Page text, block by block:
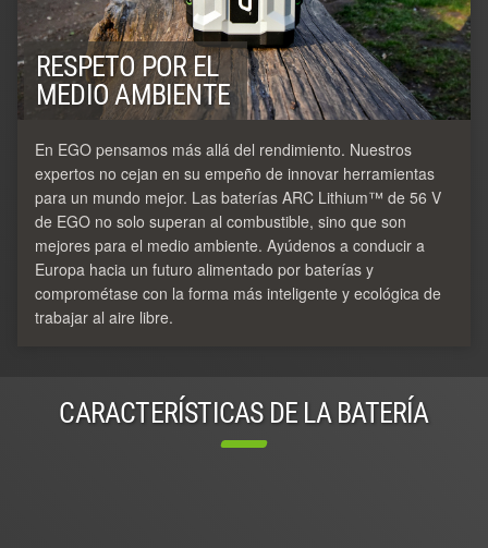
RESPETO POR EL
MEDIO AMBIENTE
En EGO pensamos más allá del rendimiento. Nuestros
expertos no cejan en su empeño de innovar herramientas
para un mundo mejor. Las baterías ARC Lithium™ de 56 V
de EGO no solo superan al combustible, sino que son
mejores para el medio ambiente. Ayúdenos a conducir a
Europa hacia un futuro alimentado por baterías y
comprométase con la forma más inteligente y ecológica de
trabajar al aire libre.
CARACTERÍSTICAS DE LA BATERÍA